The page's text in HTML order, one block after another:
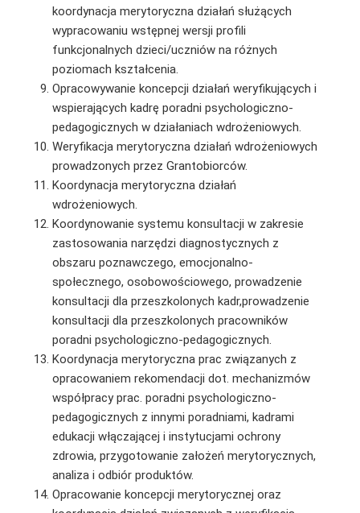
koordynacja merytoryczna działań służących
wypracowaniu wstępnej wersji profili
funkcjonalnych dzieci/uczniów na różnych
poziomach kształcenia.
Opracowywanie koncepcji działań weryfikujących i
wspierających kadrę poradni psychologiczno-
pedagogicznych w działaniach wdrożeniowych.
Weryfikacja merytoryczna działań wdrożeniowych
prowadzonych przez Grantobiorców.
Koordynacja merytoryczna działań
wdrożeniowych.
Koordynowanie systemu konsultacji w zakresie
zastosowania narzędzi diagnostycznych z
obszaru poznawczego, emocjonalno-
społecznego, osobowościowego, prowadzenie
konsultacji dla przeszkolonych kadr,prowadzenie
konsultacji dla przeszkolonych pracowników
poradni psychologiczno-pedagogicznych.
Koordynacja merytoryczna prac związanych z
opracowaniem rekomendacji dot. mechanizmów
współpracy prac. poradni psychologiczno-
pedagogicznych z innymi poradniami, kadrami
edukacji włączającej i instytucjami ochrony
zdrowia, przygotowanie założeń merytorycznych,
analiza i odbiór produktów.
Opracowanie koncepcji merytorycznej oraz